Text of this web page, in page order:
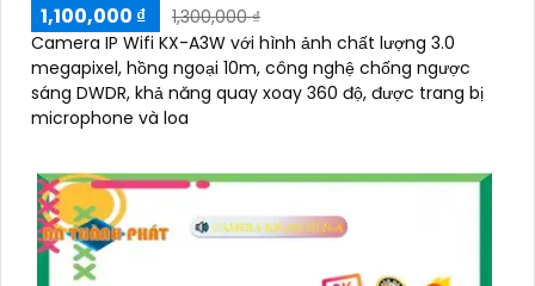
1,100,000 ₫
1,300,000 ₫
Camera IP Wifi KX-A3W với hình ảnh chất lượng 3.0
megapixel, hồng ngoại 10m, công nghệ chống ngược
sáng DWDR, khả năng quay xoay 360 độ, được trang bị
microphone và loa